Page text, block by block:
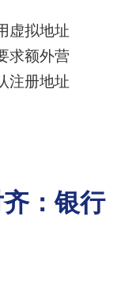
虚拟地址
求额外营
注册地址
：银行